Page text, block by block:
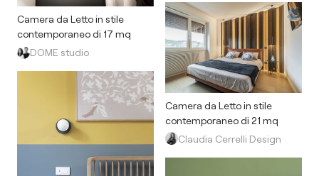
Camera da Letto in stile
contemporaneo di 17 mq
DOME studio
Camera da Letto in stile
contemporaneo di 21 mq
Claudia Cerrelli Design